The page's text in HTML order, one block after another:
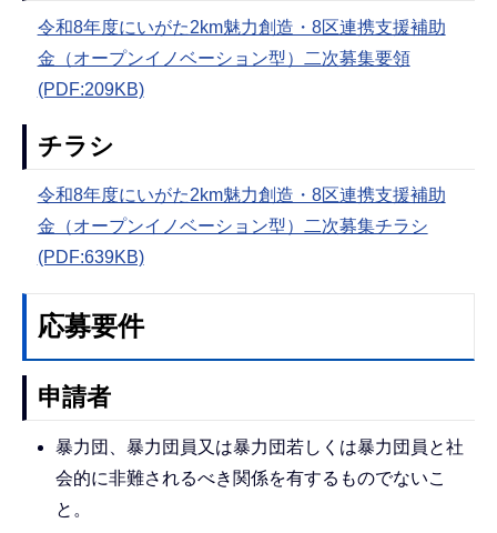
令和8年度にいがた2km魅力創造・8区連携支援補助
金（オープンイノベーション型）二次募集要領
(PDF:209KB)
チラシ
令和8年度にいがた2km魅力創造・8区連携支援補助
金（オープンイノベーション型）二次募集チラシ
(PDF:639KB)
応募要件
申請者
暴力団、暴力団員又は暴力団若しくは暴力団員と社
会的に非難されるべき関係を有するものでないこ
と。